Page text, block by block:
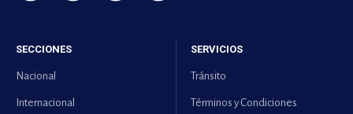
SECCIONES
Nacional
Internacional
SERVICIOS
Tránsito
Términos y Condiciones